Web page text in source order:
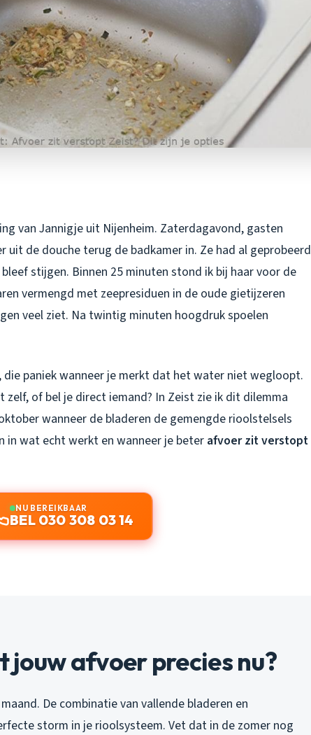
van Jannigje uit Nijenheim. Zaterdagavond, gasten
de douche terug de badkamer in. Ze had al geprobeerd
stijgen. Binnen 25 minuten stond ik bij haar voor de
vermengd met zeepresiduen in de oude gietijzeren
veel ziet. Na twintig minuten hoogdruk spoelen
die paniek wanneer je merkt dat het water niet wegloopt.
zelf, of bel je direct iemand? In Zeist zie ik dit dilemma
wanneer de bladeren de gemengde rioolstelsels
in wat echt werkt en wanneer je beter afvoer zit verstopt
NU BEREIKBAAR
BEL 030 308 03 14
afvoer precies nu?
De combinatie van vallende bladeren en
storm in je rioolsysteem. Vet dat in de zomer nog